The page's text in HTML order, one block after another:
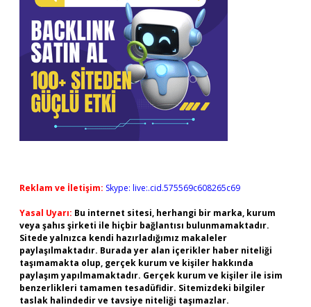
Reklam ve İletişim: Skype: live:.cid.575569c608265c69
Yasal Uyarı: Bu internet sitesi, herhangi bir marka, kurum
veya şahıs şirketi ile hiçbir bağlantısı bulunmamaktadır.
Sitede yalnızca kendi hazırladığımız makaleler
paylaşılmaktadır. Burada yer alan içerikler haber niteliği
taşımamakta olup, gerçek kurum ve kişiler hakkında
paylaşım yapılmamaktadır. Gerçek kurum ve kişiler ile isim
benzerlikleri tamamen tesadüfidir. Sitemizdeki bilgiler
taslak halindedir ve tavsiye niteliği taşımazlar.